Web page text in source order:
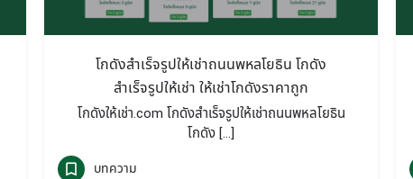
โกดังสำเร็จรูปให้เช่าถนนพหลโยธิน โกดัง
สำเร็จรูปให้เช่า ให้เช่าโกดังราคาถูก
โกดังให้เช่า.com โกดังสำเร็จรูปให้เช่าถนนพหลโยธิน
โกดัง […]
บทความ